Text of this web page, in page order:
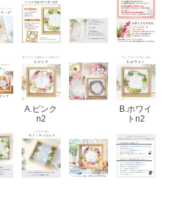
A.ピンク
n2
B.ホワイ
トn2